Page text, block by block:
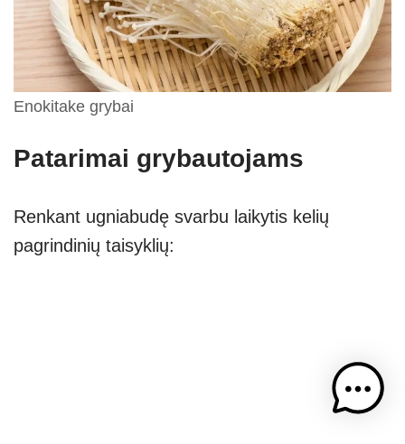
Enokitake grybai
Patarimai grybautojams
Renkant ugniabudę svarbu laikytis kelių
pagrindinių taisyklių: